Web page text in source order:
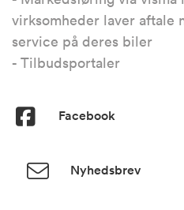
virksomheder laver aftale
service på deres biler
- Tilbudsportaler
Facebook
Nyhedsbrev